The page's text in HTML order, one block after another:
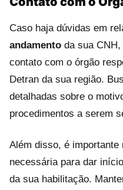
Caso haja dúvidas em
andamento da sua
contato com o órgão
Detran da sua região.
detalhadas sobre o
procedimentos a serem
Além disso, é importante
necessária para dar
da sua habilitação.